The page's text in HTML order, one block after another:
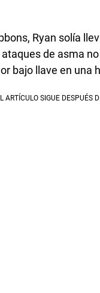
Ryan solía
de asma
bajo llave en una